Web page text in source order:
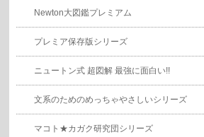
Newton大図鑑プレミアム
プレミア保存版シリーズ
ニュートン式 超図解 最強に面白い!!
文系のためのめっちゃやさしいシリーズ
マコト★カガク研究団シリーズ